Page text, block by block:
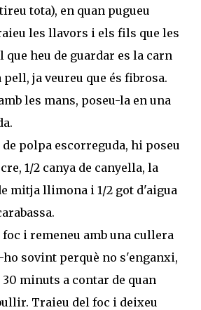
tota), en quan pugueu
les llavors i els fils que les
que heu de guardar es la carn
pell, ja veureu que és fibrosa.
les mans, poseu-la en una
de polpa escorreguda, hi poseu
1/2 canya de canyella, la
mitja llimona i 1/2 got d'aigua
foc i remeneu amb una cullera
ho sovint perquè no s'enganxi,
30 minuts a contar de quan
Traieu del foc i deixeu